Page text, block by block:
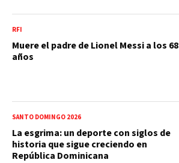
RFI
Muere el padre de Lionel Messi a los 68
años
SANTO DOMINGO 2026
La esgrima: un deporte con siglos de
historia que sigue creciendo en
República Dominicana